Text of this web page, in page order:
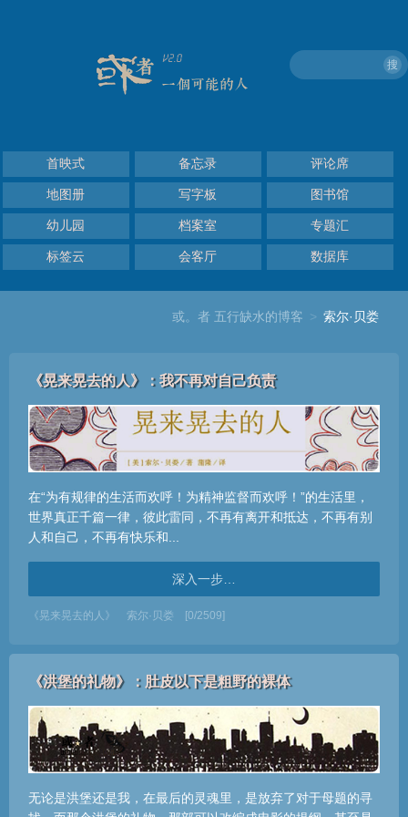
搜
首映式 备忘录 评论席
地图册 写字板 图书馆
幼儿园 档案室 专题汇
标签云 会客厅 数据库
或。者 五行缺水的博客 > 索尔·贝娄
《晃来晃去的人》：我不再对自己负责
在“为有规律的生活而欢呼！为精神监督而欢呼！”的生活里，
世界真正千篇一律，彼此雷同，不再有离开和抵达，不再有别
人和自己，不再有快乐和...
深入一步…
《晃来晃去的人》 索尔·贝娄 [0/2509]
《洪堡的礼物》：肚皮以下是粗野的裸体
无论是洪堡还是我，在最后的灵魂里，是放弃了对于母题的寻